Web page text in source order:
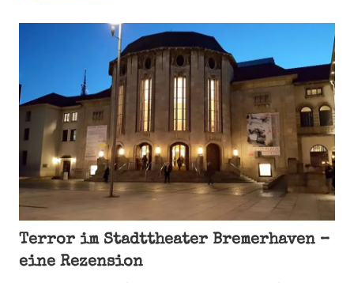
Terror im Stadttheater Bremerhaven –
eine Rezension